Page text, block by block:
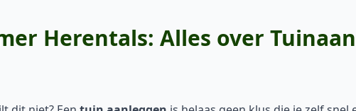
Herentals: Alles over